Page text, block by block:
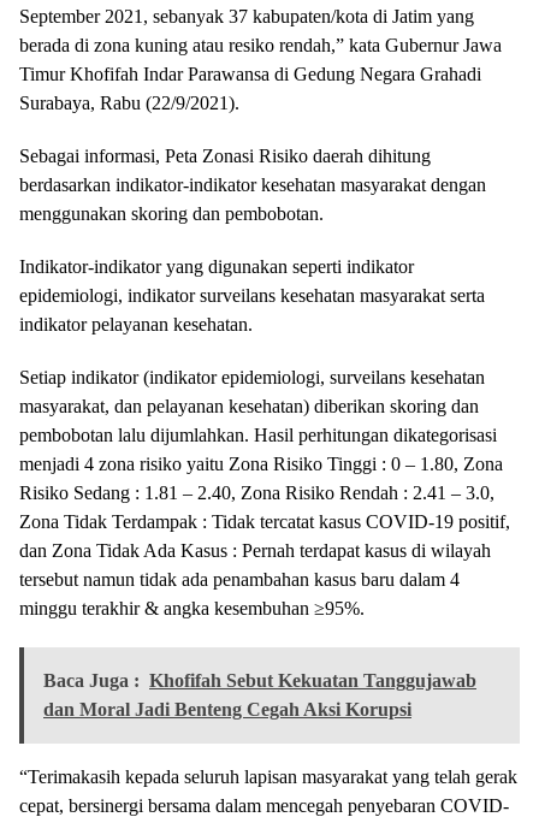
September 2021, sebanyak 37 kabupaten/kota di Jatim yang
berada di zona kuning atau resiko rendah,” kata Gubernur Jawa
Timur Khofifah Indar Parawansa di Gedung Negara Grahadi
Surabaya, Rabu (22/9/2021).
Sebagai informasi, Peta Zonasi Risiko daerah dihitung
berdasarkan indikator-indikator kesehatan masyarakat dengan
menggunakan skoring dan pembobotan.
Indikator-indikator yang digunakan seperti indikator
epidemiologi, indikator surveilans kesehatan masyarakat serta
indikator pelayanan kesehatan.
Setiap indikator (indikator epidemiologi, surveilans kesehatan
masyarakat, dan pelayanan kesehatan) diberikan skoring dan
pembobotan lalu dijumlahkan. Hasil perhitungan dikategorisasi
menjadi 4 zona risiko yaitu Zona Risiko Tinggi : 0 – 1.80, Zona
Risiko Sedang : 1.81 – 2.40, Zona Risiko Rendah : 2.41 – 3.0,
Zona Tidak Terdampak : Tidak tercatat kasus COVID-19 positif,
dan Zona Tidak Ada Kasus : Pernah terdapat kasus di wilayah
tersebut namun tidak ada penambahan kasus baru dalam 4
minggu terakhir & angka kesembuhan ≥95%.
Baca Juga : Khofifah Sebut Kekuatan Tanggujawab
dan Moral Jadi Benteng Cegah Aksi Korupsi
“Terimakasih kepada seluruh lapisan masyarakat yang telah gerak
cepat, bersinergi bersama dalam mencegah penyebaran COVID-